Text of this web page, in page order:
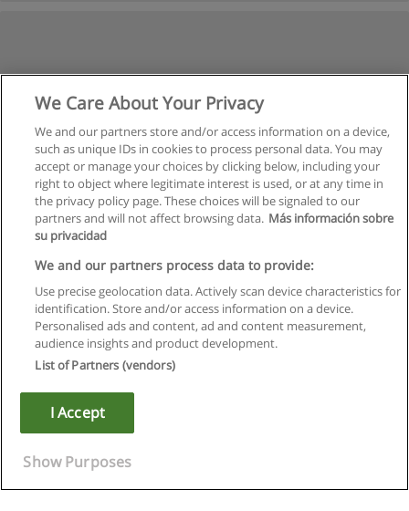
Regras de uso
Privacidade de dados
Copyright © Educaedu Business S.L. - CIF : B-95610580: -
We Care About Your Privacy
We and our partners store and/or access information on a device,
such as unique IDs in cookies to process personal data. You may
accept or manage your choices by clicking below, including your
right to object where legitimate interest is used, or at any time in
the privacy policy page. These choices will be signaled to our
partners and will not affect browsing data. Más información sobre
su privacidad
We and our partners process data to provide:
Use precise geolocation data. Actively scan device characteristics for
identification. Store and/or access information on a device.
Personalised ads and content, ad and content measurement,
audience insights and product development.
List of Partners (vendors)
I Accept
Show Purposes